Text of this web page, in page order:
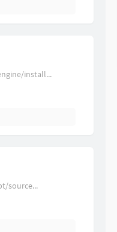
install...
source...